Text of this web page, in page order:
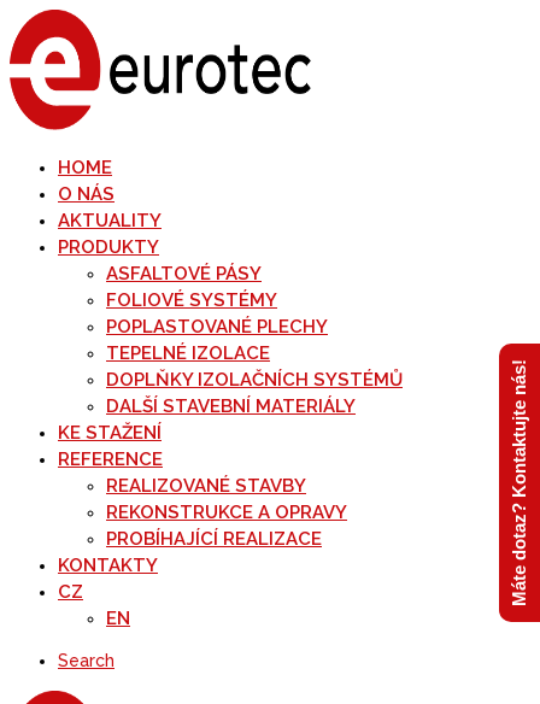
HOME
O NÁS
AKTUALITY
PRODUKTY
ASFALTOVÉ PÁSY
FOLIOVÉ SYSTÉMY
POPLASTOVANÉ PLECHY
TEPELNÉ IZOLACE
DOPLŇKY IZOLAČNÍCH SYSTÉMŮ
DALŠÍ STAVEBNÍ MATERIÁLY
KE STAŽENÍ
REFERENCE
REALIZOVANÉ STAVBY
REKONSTRUKCE A OPRAVY
PROBÍHAJÍCÍ REALIZACE
KONTAKTY
CZ
EN
Search
Máte dotaz? Kontaktujte nás!